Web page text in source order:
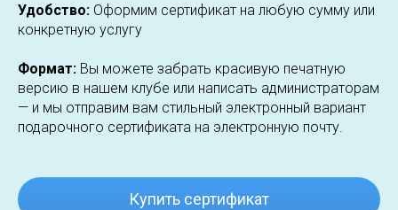
Удобство: Оформим сертификат на любую сумму или
конкретную услугу
Формат: Вы можете забрать красивую печатную
версию в нашем клубе или написать администраторам
— и мы отправим вам стильный электронный вариант
подарочного сертификата на электронную почту.
Купить сертификат